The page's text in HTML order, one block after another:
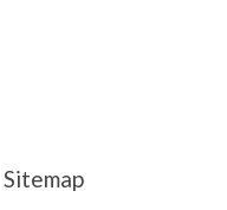
Sitemap